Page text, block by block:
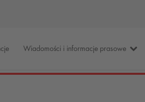
Wiadomości i informacje prasowe